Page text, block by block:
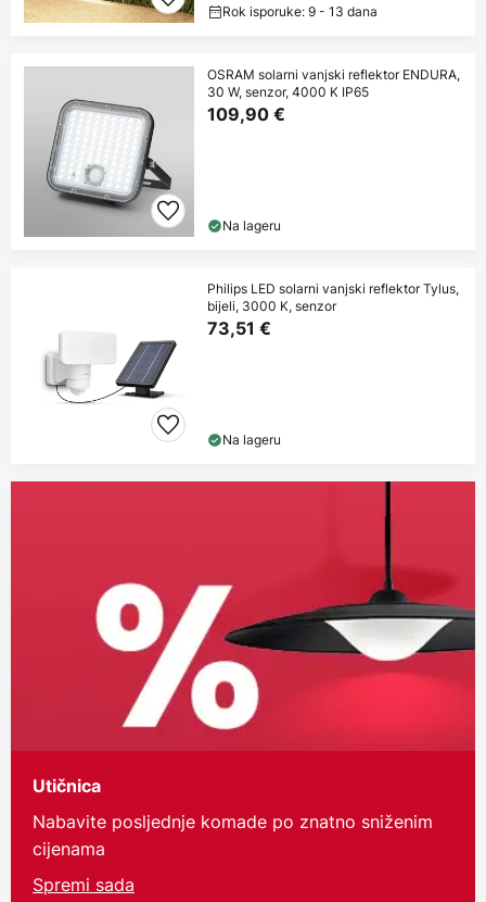
Rok isporuke: 9 - 13 dana
OSRAM solarni vanjski reflektor ENDURA,
30 W, senzor, 4000 K IP65
109,90 €
Na lageru
Philips LED solarni vanjski reflektor Tylus,
bijeli, 3000 K, senzor
73,51 €
Na lageru
Utičnica
Nabavite posljednje komade po znatno sniženim
cijenama
Spremi sada